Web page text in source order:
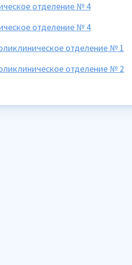
отделение № 4
отделение № 4
отделение № 1
отделение № 2